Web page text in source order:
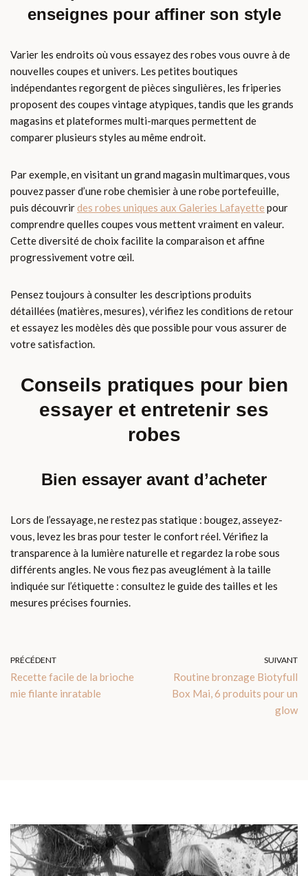
enseignes pour affiner son style
Varier les endroits où vous essayez des robes vous ouvre à de
nouvelles coupes et univers. Les petites boutiques
indépendantes regorgent de pièces singulières, les friperies
proposent des coupes vintage atypiques, tandis que les grands
magasins et plateformes multi-marques permettent de
comparer plusieurs styles au même endroit.
Par exemple, en visitant un grand magasin multimarques, vous
pouvez passer d’une robe chemisier à une robe portefeuille,
puis découvrirdes robes uniques aux Galeries Lafayette pour
comprendre quelles coupes vous mettent vraiment en valeur.
Cette diversité de choix facilite la comparaison et affine
progressivement votre œil.
Pensez toujours à consulter les descriptions produits
détaillées (matières, mesures), vérifiez les conditions de retour
et essayez les modèles dès que possible pour vous assurer de
votre satisfaction.
Conseils pratiques pour bien
essayer et entretenir ses
robes
Bien essayer avant d’acheter
Lors de l’essayage, ne restez pas statique : bougez, asseyez-
vous, levez les bras pour tester le confort réel. Vérifiez la
transparence à la lumière naturelle et regardez la robe sous
différents angles. Ne vous fiez pas aveuglément à la taille
indiquée sur l’étiquette : consultez le guide des tailles et les
mesures précises fournies.
PRÉCÉDENT
Recette facile de la brioche
mie filante inratable
SUIVANT
Routine bronzage Biotyfull
Box Mai, 6 produits pour un
glow